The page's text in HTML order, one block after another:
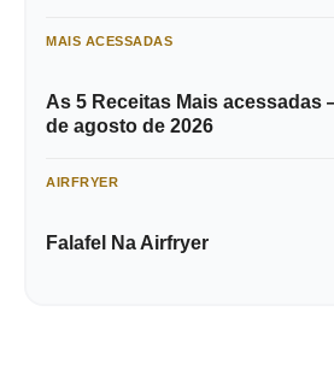
MAIS ACESSADAS
As 5 Receitas Mais acessadas
de agosto de 2026
AIRFRYER
Falafel Na Airfryer